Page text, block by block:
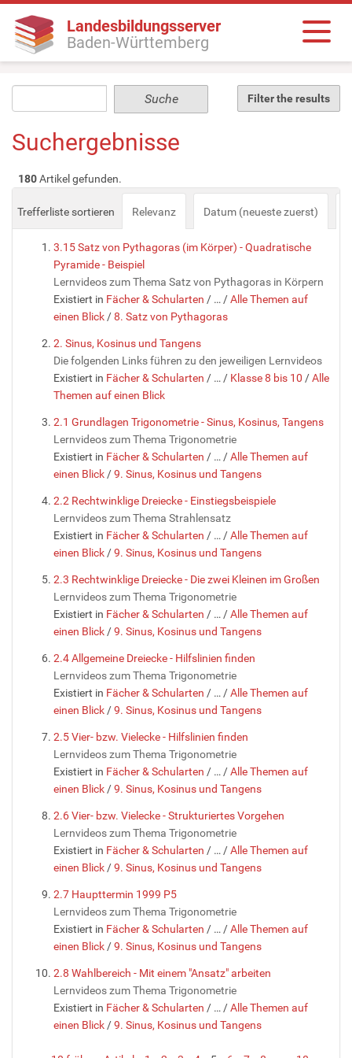
Landesbildungsserver
Baden-Württemberg
Filter the results
Suchergebnisse
180Artikel gefunden.
Trefferliste sortieren Relevanz Datum (neueste zuerst)
3.15 Satz von Pythagoras (im Körper) - Quadratische
Pyramide - Beispiel
Lernvideos zum Thema Satz von Pythagoras in Körpern
Existiert in Fächer & Schularten / … /Alle Themen auf
einen Blick /8. Satz von Pythagoras
2. Sinus, Kosinus und Tangens
Die folgenden Links führen zu den jeweiligen Lernvideos
Existiert in Fächer & Schularten / … / Klasse 8 bis 10 /Alle
Themen auf einen Blick
2.1 Grundlagen Trigonometrie - Sinus, Kosinus, Tangens
Lernvideos zum Thema Trigonometrie
Existiert in Fächer & Schularten / … /Alle Themen auf
einen Blick /9. Sinus, Kosinus und Tangens
2.2 Rechtwinklige Dreiecke - Einstiegsbeispiele
Lernvideos zum Thema Strahlensatz
Existiert in Fächer & Schularten / … /Alle Themen auf
einen Blick /9. Sinus, Kosinus und Tangens
2.3 Rechtwinklige Dreiecke - Die zwei Kleinen im Großen
Lernvideos zum Thema Trigonometrie
Existiert in Fächer & Schularten / … /Alle Themen auf
einen Blick /9. Sinus, Kosinus und Tangens
2.4 Allgemeine Dreiecke - Hilfslinien finden
Lernvideos zum Thema Trigonometrie
Existiert in Fächer & Schularten / … /Alle Themen auf
einen Blick /9. Sinus, Kosinus und Tangens
2.5 Vier- bzw. Vielecke - Hilfslinien finden
Lernvideos zum Thema Trigonometrie
Existiert in Fächer & Schularten / … /Alle Themen auf
einen Blick /9. Sinus, Kosinus und Tangens
2.6 Vier- bzw. Vielecke - Strukturiertes Vorgehen
Lernvideos zum Thema Trigonometrie
Existiert in Fächer & Schularten / … /Alle Themen auf
einen Blick /9. Sinus, Kosinus und Tangens
2.7 Haupttermin 1999 P5
Lernvideos zum Thema Trigonometrie
Existiert in Fächer & Schularten / … /Alle Themen auf
einen Blick /9. Sinus, Kosinus und Tangens
2.8 Wahlbereich - Mit einem "Ansatz" arbeiten
Lernvideos zum Thema Trigonometrie
Existiert in Fächer & Schularten / … /Alle Themen auf
einen Blick /9. Sinus, Kosinus und Tangens